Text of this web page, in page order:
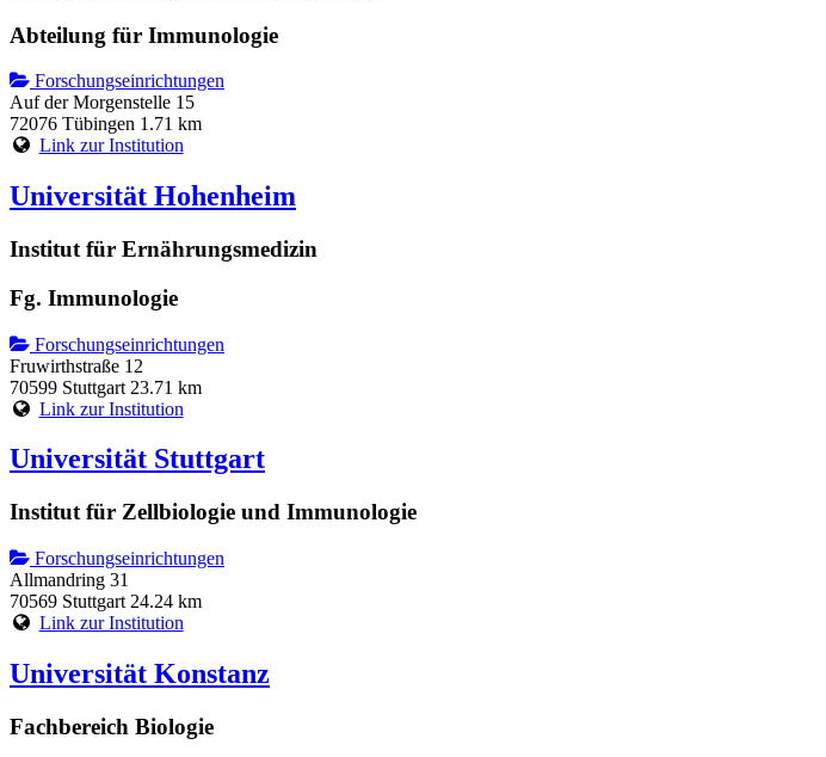
Abteilung für Immunologie
Forschungseinrichtungen
Auf der Morgenstelle 15
72076 Tübingen 1.71 km
Link zur Institution
Universität Hohenheim
Institut für Ernährungsmedizin
Fg. Immunologie
Forschungseinrichtungen
Fruwirthstraße 12
70599 Stuttgart 23.71 km
Link zur Institution
Universität Stuttgart
Institut für Zellbiologie und Immunologie
Forschungseinrichtungen
Allmandring 31
70569 Stuttgart 24.24 km
Link zur Institution
Universität Konstanz
Fachbereich Biologie